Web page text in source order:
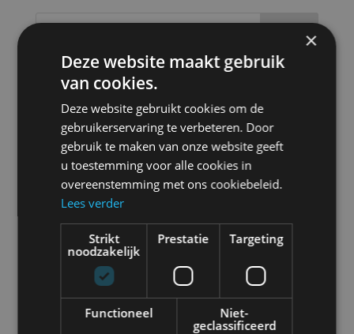
Recent Posts
Rietveld aanwezig bij Lean & Green
Summit 2024: Innovatieve aanpak voor
duurzaam transport
Recent
Comments
Geen reacties om weer te geven.
×
Deze website maakt gebruik
van cookies.
Deze website gebruikt cookies om de
gebruikerservaring te verbeteren. Door
gebruik te maken van onze website geeft
u toestemming voor alle cookies in
overeenstemming met ons cookiebeleid.
Lees verder
Strikt
noodzakelijk
Prestatie Targeting
Functioneel
Niet-
geclassificeerd